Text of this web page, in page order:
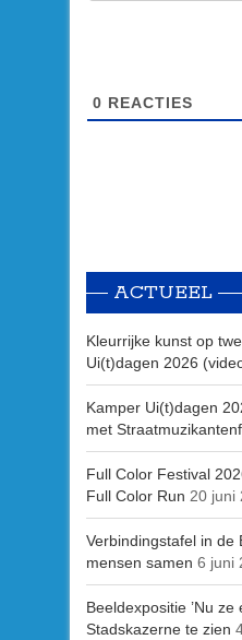
0 REACTIES
ACTUEEL
Kleurrijke kunst op
Ui(t)dagen 2026
Kamper Ui(t)dagen
met
Full Color Festival
Full Color Run 20 juni
Verbindingstafel in de
mensen samen 6 juni
Beeldexpositie ’Nu ze
Stadskazerne te zien